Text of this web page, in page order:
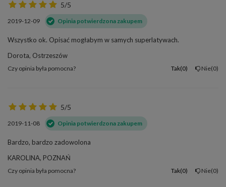
5/5
2019-12-09 Opinia potwierdzona zakupem
Wszystko ok. Opisać mogłabym w samych superlatywach.
Dorota, Ostrzeszów
Czy opinia była pomocna? Tak 0 Nie 0
5/5
2019-11-08 Opinia potwierdzona zakupem
Bardzo, bardzo zadowolona
KAROLINA, POZNAŃ
Czy opinia była pomocna? Tak 0 Nie 0